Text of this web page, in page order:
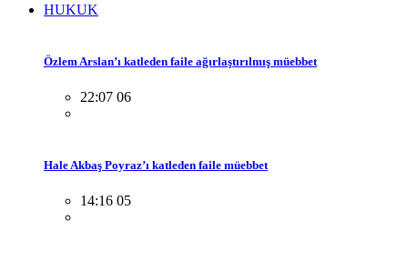
HUKUK
Özlem Arslan’ı katleden faile ağırlaştırılmış müebbet
22:07 06
Hale Akbaş Poyraz’ı katleden faile müebbet
14:16 05